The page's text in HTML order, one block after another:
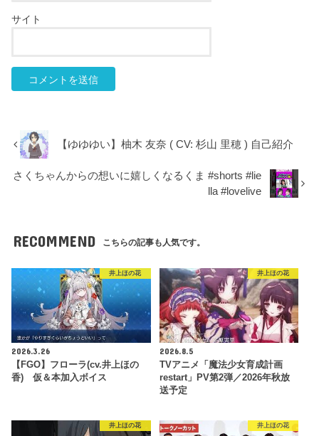
サイト
【ゆゆゆい】柚木 友奈 ( CV: 杉山 里穂 ) 自己紹介
さくちゃんからの想いに嬉しくなるくま #shorts #lie
lla #lovelive
RECOMMEND こちらの記事も人気です。
井上ほの花
2026.3.26
【FGO】フローラ(cv.井上ほの
香) 仮＆本加入ボイス
井上ほの花
2026.8.5
TVアニメ「魔法少女育成計画
restart」PV第2弾／2026年秋放
送予定
井上ほの花 井上ほの花